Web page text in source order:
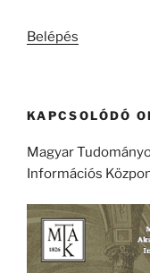
Belépés
KAPCSOLÓDÓ
Magyar
Információs